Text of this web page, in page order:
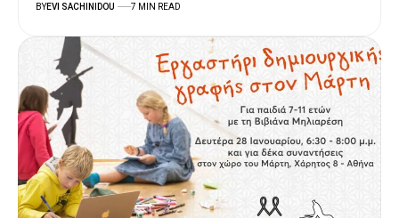
BYEVI SACHINIDOU 7 MIN READ